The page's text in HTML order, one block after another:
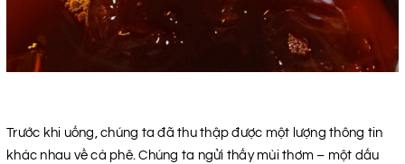
Trước khi uống, chúng ta đã thu thập được một lượng thông tin
khác nhau về cà phê. Chúng ta ngửi thấy mùi thơm – một dấu